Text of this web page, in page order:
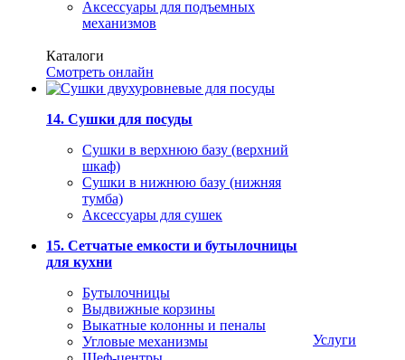
Аксессуары для подъемных
механизмов
Каталоги
Смотреть онлайн
14. Сушки для посуды
Сушки в верхнюю базу (верхний
шкаф)
Сушки в нижнюю базу (нижняя
тумба)
Аксессуары для сушек
15. Сетчатые емкости и бутылочницы
для кухни
Бутылочницы
Выдвижные корзины
Выкатные колонны и пеналы
Угловые механизмы
Услуги